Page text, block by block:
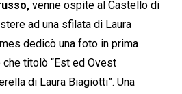
venne ospite al Castello di
ad una sfilata di Laura
dedicò una foto in prima
titolò “Est ed Ovest
di Laura Biagiotti”. Una